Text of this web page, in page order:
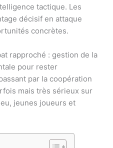
tactique. Les
décisif en attaque
concrètes.
rapproché : gestion de la
pour rester
par la coopération
mais très sérieux sur
jeunes joueurs et